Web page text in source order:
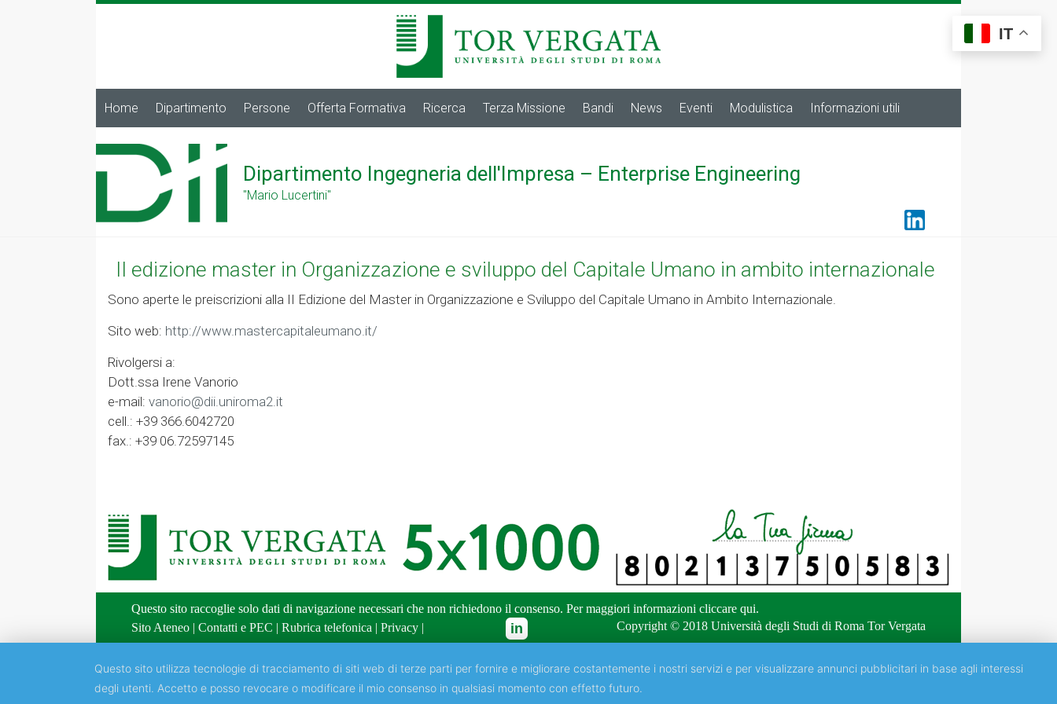
Home Dipartimento Persone Offerta Formativa Ricerca Terza Missione Bandi News Eventi Modulistica Informazioni utili
Dipartimento Ingegneria dell'Impresa – Enterprise Engineering
"Mario Lucertini"
II edizione master in Organizzazione e sviluppo del Capitale Umano in ambito internazionale
Sono aperte le preiscrizioni alla II Edizione del Master in Organizzazione e Sviluppo del Capitale Umano in Ambito Internazionale.
Sito web: http://www.mastercapitaleumano.it/
Rivolgersi a:
Dott.ssa Irene Vanorio
e-mail: vanorio@dii.uniroma2.it
cell.: +39 366.6042720
fax.: +39 06.72597145
Questo sito raccoglie solo dati di navigazione necessari che non richiedono il consenso. Per maggiori informazioni cliccare qui.
Sito Ateneo | Contatti e PEC | Rubrica telefonica | Privacy | Copyright © 2018 Università degli Studi di Roma Tor Vergata
IT
Questo sito utilizza tecnologie di tracciamento di siti web di terze parti per fornire e migliorare costantemente i nostri servizi e per visualizzare annunci pubblicitari in base agli interessi
degli utenti. Accetto e posso revocare o modificare il mio consenso in qualsiasi momento con effetto futuro.